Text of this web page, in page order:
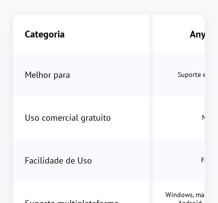
Categoria
Melhor para Suporte
Uso comercial gratuito Não
Facilidade de Uso Fácil
Windows,